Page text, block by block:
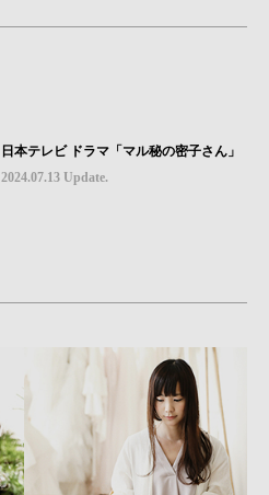
日本テレビ ドラマ「マル秘の密子さん」
2024.07.13 Update.